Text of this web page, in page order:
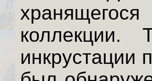
коллекции.
инкрустации